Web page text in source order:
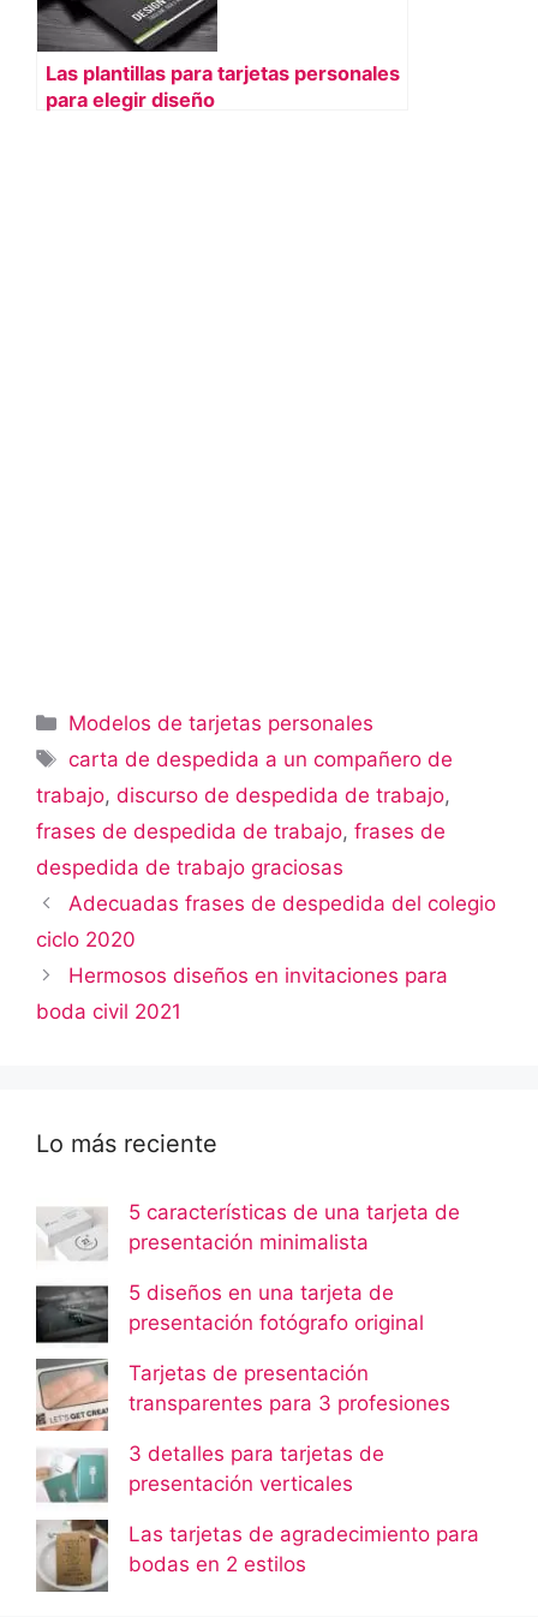
Las plantillas para tarjetas personales
para elegir diseño
Categorías
Modelos de tarjetas personales
Etiquetas
carta de despedida a un compañero de
trabajo, discurso de despedida de trabajo,
frases de despedida de trabajo, frases de
despedida de trabajo graciosas
Adecuadas frases de despedida del colegio
ciclo 2020
Hermosos diseños en invitaciones para
boda civil 2021
Lo más reciente
5 características de una tarjeta de
presentación minimalista
5 diseños en una tarjeta de
presentación fotógrafo original
Tarjetas de presentación
transparentes para 3 profesiones
3 detalles para tarjetas de
presentación verticales
Las tarjetas de agradecimiento para
bodas en 2 estilos